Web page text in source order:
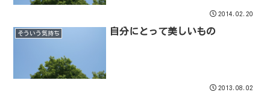
2014.02.20
そういう気持ち 自分にとって美しいもの
2013.08.02